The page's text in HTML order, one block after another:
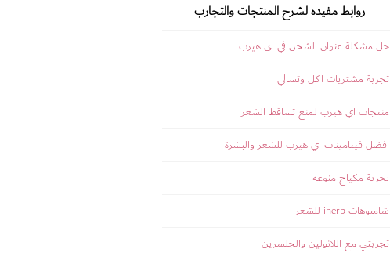
روابط مفيده لشرح المنتجات والتجارب
حل مشكلة عنوان الشحن في اي هيرب
تجربة مشتريات اكل وتسالي
منتجات اي هيرب لمنع تساقط الشعر
افضل فيتامينات اي هيرب للشعر والبشرة
تجربة مكياج منوعه
شامبوهات iherb للشعر
تجربتي مع اللانولين والجلسرين